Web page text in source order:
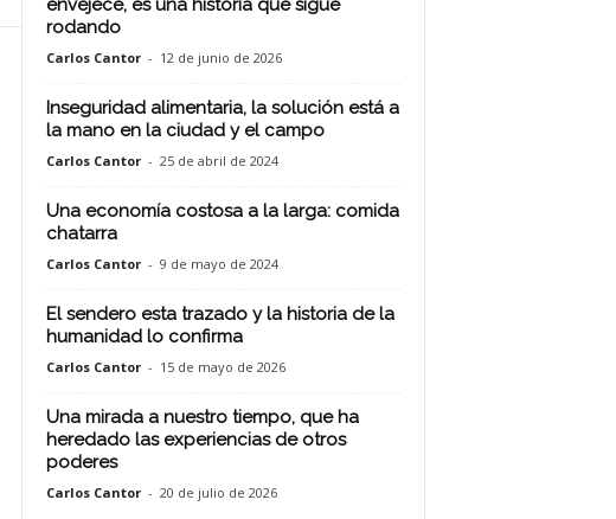
envejece, es una historia que sigue
rodando
Carlos Cantor - 12 de junio de 2026
Inseguridad alimentaria, la solución está a
la mano en la ciudad y el campo
Carlos Cantor - 25 de abril de 2024
Una economía costosa a la larga: comida
chatarra
Carlos Cantor - 9 de mayo de 2024
El sendero esta trazado y la historia de la
humanidad lo confirma
Carlos Cantor - 15 de mayo de 2026
Una mirada a nuestro tiempo, que ha
heredado las experiencias de otros
poderes
Carlos Cantor - 20 de julio de 2026